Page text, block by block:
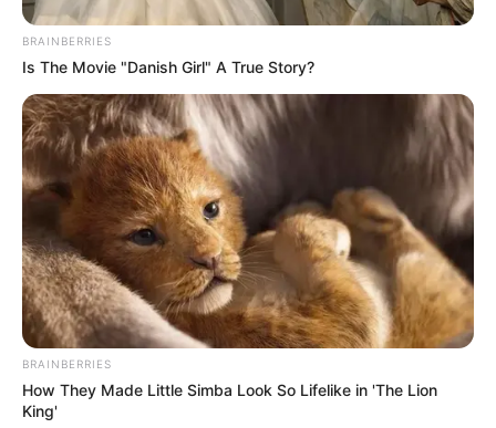
BRAINBERRIES
Is The Movie "Danish Girl" A True Story?
BRAINBERRIES
How They Made Little Simba Look So Lifelike in 'The Lion
King'